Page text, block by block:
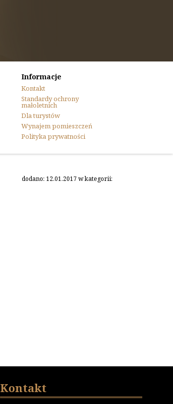
Informacje
Kontakt
Standardy ochrony
małoletnich
Dla turystów
Wynajem pomieszczeń
Polityka prywatności
dodano: 12.01.2017 w kategorii:
Kontakt